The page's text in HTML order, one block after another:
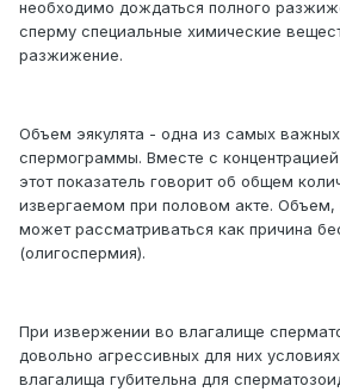
необходимо дождаться полного
сперму специальные химические
разжижение.
Объем эякулята - одна из самых важных
спермограммы. Вместе с
этот показатель говорит об общем
извергаемом при половом акте.
может рассматриваться как причина
(олигоспермия).
При извержении во влагалище
довольно агрессивных для них
влагалища губительна для